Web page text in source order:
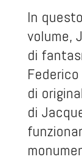
In
volume,
di
di
di